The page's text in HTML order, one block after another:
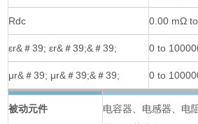
Rdc 0.00 mΩ
εr&＃39; εr&＃39;&＃39; 0 to
μr&＃39; μr&＃39;&＃39; 0 to
被动元件
电容器、电感器、电